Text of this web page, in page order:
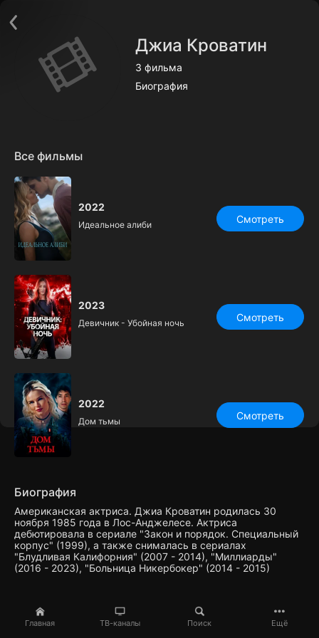
Главная ТВ-каналы Поиск Ещё
Джиа Кроватин
3 фильма
Биография
Все фильмы
2022
Идеальное алиби Смотреть
2023
Девичник - Убойная ночь Смотреть
2022
Дом тьмы Смотреть
Биография
Американская актриса. Джиа Кроватин родилась 30
ноября 1985 года в Лос-Анджелесе. Актриса
дебютировала в сериале "Закон и порядок. Специальный
корпус" (1999), а также снималась в сериалах
"Блудливая Калифорния" (2007 - 2014), "Миллиарды"
(2016 - 2023), "Больница Никербокер" (2014 - 2015)
Пользовательское соглашение
Политика конфиденциальности
Для партнёров
Открыть приложение